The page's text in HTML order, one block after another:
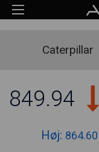
Caterpillar
849.94
Høj: 864.60